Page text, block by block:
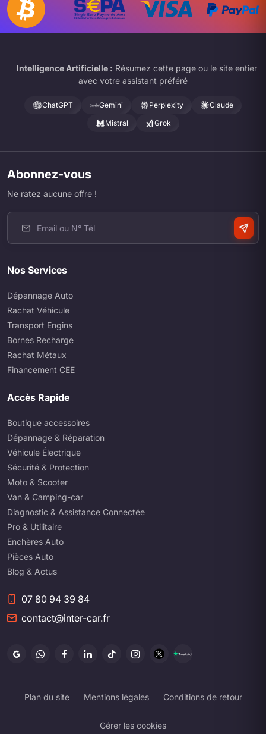
Intelligence Artificielle : Résumez cette page ou le site entier
avec votre assistant préféré
ChatGPT Gemini Perplexity
Claude
Mistral
Grok
Abonnez-vous
Ne ratez aucune offre !
Nos Services
Dépannage Auto
Rachat Véhicule
Transport Engins
Bornes Recharge
Rachat Métaux
Financement CEE
Accès Rapide
Boutique accessoires
Dépannage & Réparation
Véhicule Électrique
Sécurité & Protection
Moto & Scooter
Van & Camping-car
Diagnostic & Assistance Connectée
Pro & Utilitaire
Enchères Auto
Pièces Auto
Blog & Actus
07 80 94 39 84
contact@inter-car.fr
Plan du site Mentions légales Conditions de retour
Gérer les cookies